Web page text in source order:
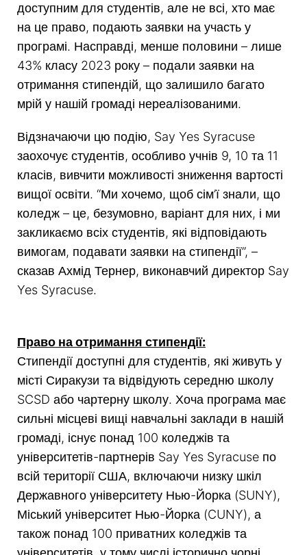
доступним для студентів, але не всі, хто має
на це право, подають заявки на участь у
програмі. Насправді, менше половини – лише
43% класу 2023 року – подали заявки на
отримання стипендій, що залишило багато
мрій у нашій громаді нереалізованими.
Відзначаючи цю подію, Say Yes Syracuse
заохочує студентів, особливо учнів 9, 10 та 11
класів, вивчити можливості зниження вартості
вищої освіти. “Ми хочемо, щоб сім’ї знали, що
коледж – це, безумовно, варіант для них, і ми
закликаємо всіх студентів, які відповідають
вимогам, подавати заявки на стипендії”, –
сказав Ахмід Тернер, виконавчий директор Say
Yes Syracuse.
Право на отримання стипендії:
Стипендії доступні для студентів, які живуть у
місті Сиракузи та відвідують середню школу
SCSD або чартерну школу. Хоча програма має
сильні місцеві вищі навчальні заклади в нашій
громаді, існує понад 100 коледжів та
університетів-партнерів Say Yes Syracuse по
всій території США, включаючи низку шкіл
Державного університету Нью-Йорка (SUNY),
Міський університет Нью-Йорка (CUNY), а
також понад 100 приватних коледжів та